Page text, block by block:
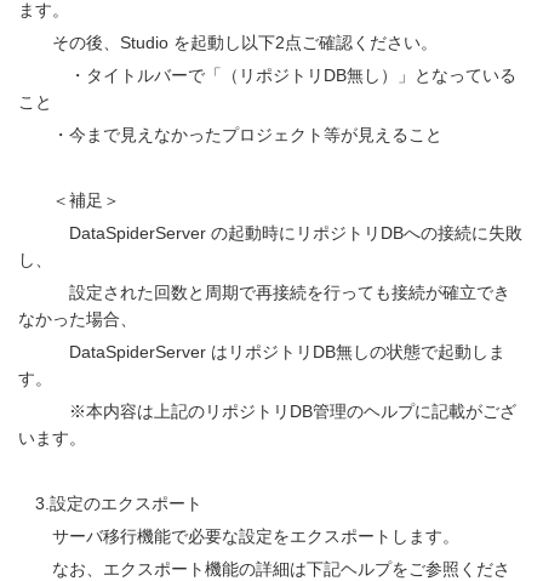
ます。
その後、Studio を起動し以下2点ご確認ください。
・タイトルバーで「（リポジトリDB無し）」となっている
こと
・今まで見えなかったプロジェクト等が見えること
＜補足＞
DataSpiderServer の起動時にリポジトリDBへの接続に失敗
し、
設定された回数と周期で再接続を行っても接続が確立でき
なかった場合、
DataSpiderServer はリポジトリDB無しの状態で起動しま
す。
※本内容は上記のリポジトリDB管理のヘルプに記載がござ
います。
3.設定のエクスポート
サーバ移行機能で必要な設定をエクスポートします。
なお、エクスポート機能の詳細は下記ヘルプをご参照くださ